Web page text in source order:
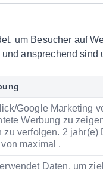
um Besucher auf
ansprechend
Google Marketing
Werbung zu
zu verfolgen. 2 jahr(e)
maximal .
Daten, um